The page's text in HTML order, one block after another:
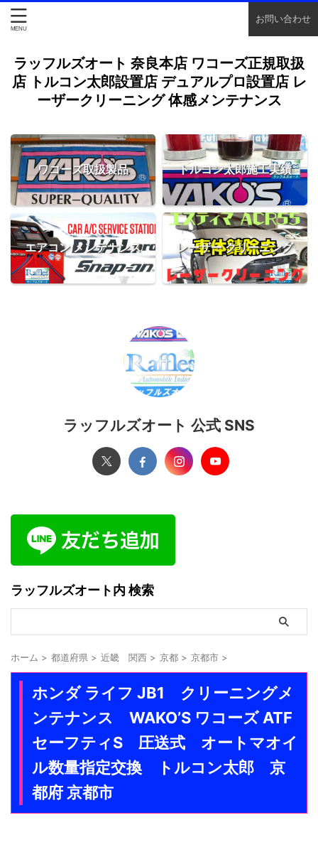
お問い合わせ
ラッフルズオート 奈良本店 ワコーズ正規取扱
店 トルコン太郎設置店 デュアルプロ設置店 レ
ーザークリーニング 体感メンテナンス
ワコーズ取扱製品 トルコン太郎施工実績
エアコン メンテナンス レーザー クリーニング
ラッフルズオート 公式 SNS
ラッフルズオート内 検索
ホーム > 都道府県 > 近畿 関西 > 京都 > 京都市 >
ホンダ ライフ JB1 クリーニングメ
ンテナンス WAKO’S ワコーズ ATF
セーフティS 圧送式 オートマオイ
ル数量指定交換 トルコン太郎 京
都府 京都市